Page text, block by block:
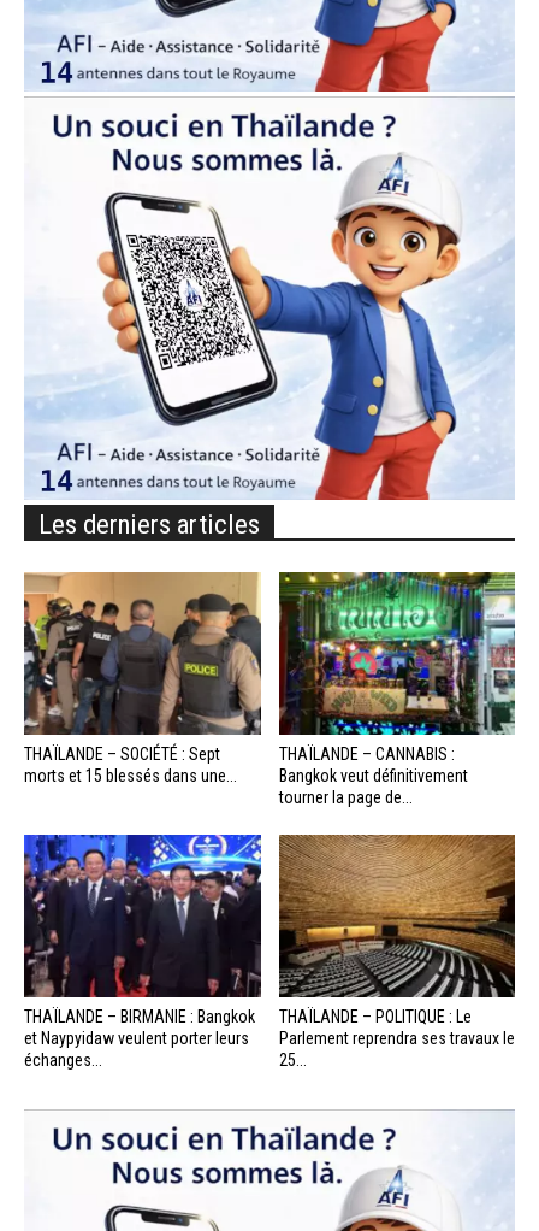
Les derniers articles
THAÏLANDE – SOCIÉTÉ : Sept
morts et 15 blessés dans une...
THAÏLANDE – CANNABIS :
Bangkok veut définitivement
tourner la page de...
THAÏLANDE – BIRMANIE : Bangkok
et Naypyidaw veulent porter leurs
échanges...
THAÏLANDE – POLITIQUE : Le
Parlement reprendra ses travaux le
25...